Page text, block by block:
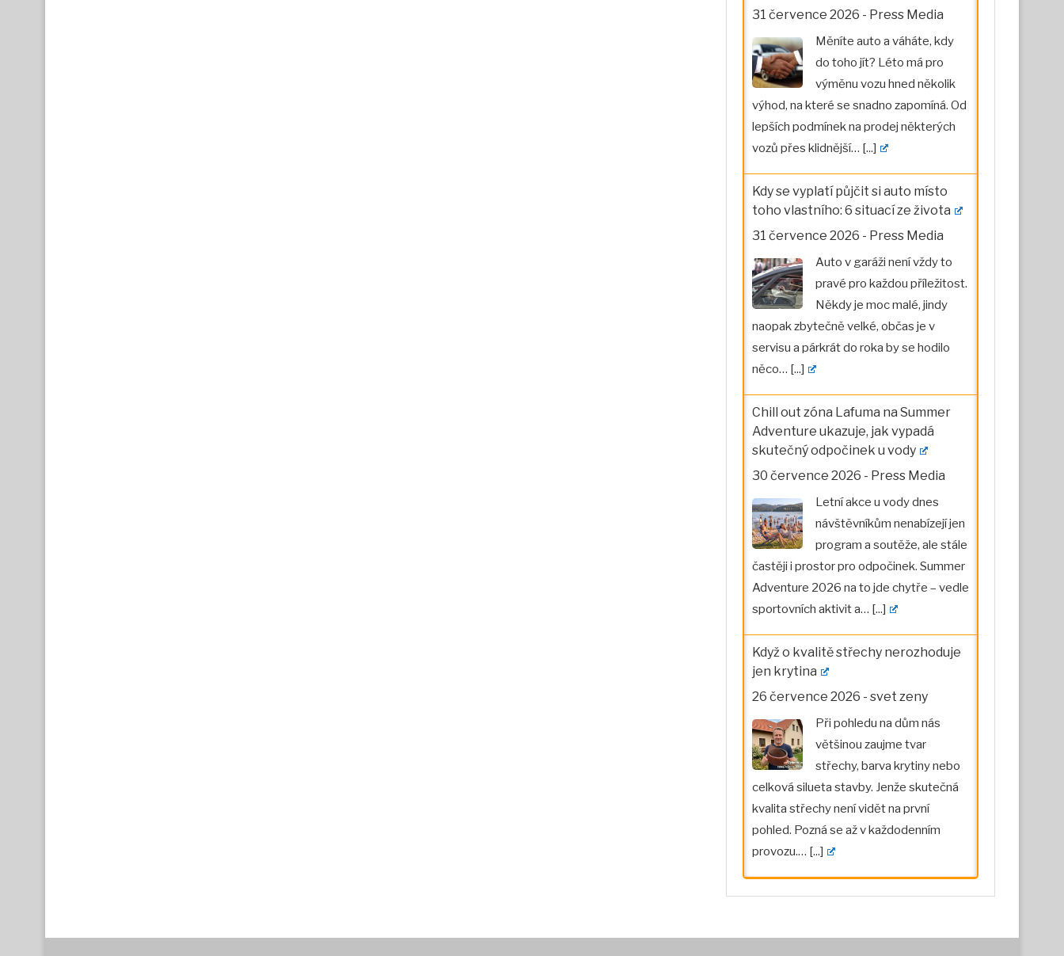
31 července 2026 - Press Media
Měníte auto a váháte, kdy
do toho jít? Léto má pro
výměnu vozu hned několik
výhod, na které se snadno zapomíná. Od
lepších podmínek na prodej některých
vozů přes klidnější… [...]
Kdy se vyplatí půjčit si auto místo
toho vlastního: 6 situací ze života
31 července 2026 - Press Media
Auto v garáži není vždy to
pravé pro každou příležitost.
Někdy je moc malé, jindy
naopak zbytečně velké, občas je v
servisu a párkrát do roka by se hodilo
něco… [...]
Chill out zóna Lafuma na Summer
Adventure ukazuje, jak vypadá
skutečný odpočinek u vody
30 července 2026 - Press Media
Letní akce u vody dnes
návštěvníkům nenabízejí jen
program a soutěže, ale stále
častěji i prostor pro odpočinek. Summer
Adventure 2026 na to jde chytře – vedle
sportovních aktivit a… [...]
Když o kvalitě střechy nerozhoduje
jen krytina
26 července 2026 - svet zeny
Při pohledu na dům nás
většinou zaujme tvar
střechy, barva krytiny nebo
celková silueta stavby. Jenže skutečná
kvalita střechy není vidět na první
pohled. Pozná se až v každodenním
provozu.… [...]